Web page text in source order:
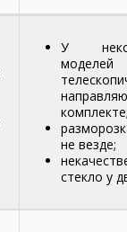
У
не везде;
стекло у